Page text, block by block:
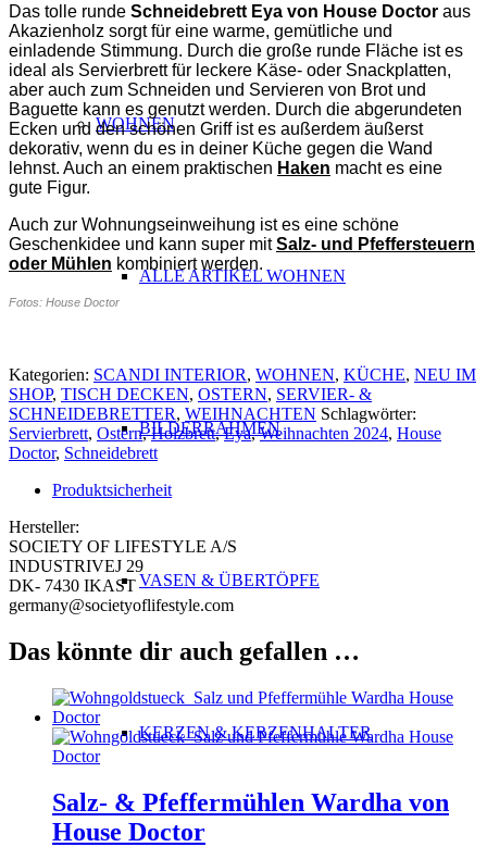
WOHNEN
ALLE ARTIKEL WOHNEN
BILDERRAHMEN
VASEN & ÜBERTÖPFE
KERZEN & KERZENHALTER
Das tolle runde Schneidebrett Eya von House Doctor aus
Akazienholz sorgt für eine warme, gemütliche und
einladende Stimmung. Durch die große runde Fläche ist es
ideal als Servierbrett für leckere Käse- oder Snackplatten,
aber auch zum Schneiden und Servieren von Brot und
Baguette kann es genutzt werden. Durch die abgerundeten
Ecken und den schönen Griff ist es außerdem äußerst
dekorativ, wenn du es in deiner Küche gegen die Wand
lehnst. Auch an einem praktischen Haken macht es eine
gute Figur.
Auch zur Wohnungseinweihung ist es eine schöne
Geschenkidee und kann super mitSalz- und Pfeffersteuern
oder Mühlen kombiniert werden.
Fotos: House Doctor
Kategorien: SCANDI INTERIOR, WOHNEN, KÜCHE, NEU IM
SHOP, TISCH DECKEN, OSTERN, SERVIER- &
SCHNEIDEBRETTER, WEIHNACHTEN Schlagwörter:
Servierbrett, Ostern,Holzbrett,Eya,Weihnachten 2024, House
Doctor, Schneidebrett
Produktsicherheit
Hersteller:
SOCIETY OF LIFESTYLE A/S
INDUSTRIVEJ 29
DK- 7430 IKAST
germany@societyoflifestyle.com
Das könnte dir auch gefallen …
Salz- & Pfeffermühlen Wardha von
House Doctor